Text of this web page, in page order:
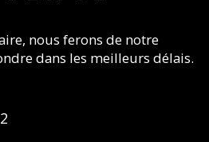
nous ferons de notre
dans les meilleurs délais.